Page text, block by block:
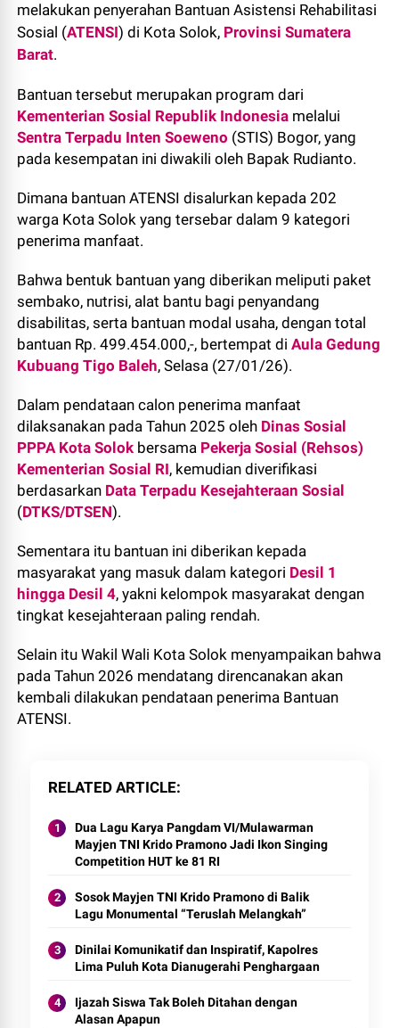
melakukan penyerahan Bantuan Asistensi Rehabilitasi
Sosial (ATENSI) di Kota Solok, Provinsi Sumatera
Barat.
Bantuan tersebut merupakan program dari
Kementerian Sosial Republik Indonesia melalui
Sentra Terpadu Inten Soeweno (STIS) Bogor, yang
pada kesempatan ini diwakili oleh Bapak Rudianto.
Dimana bantuan ATENSI disalurkan kepada 202
warga Kota Solok yang tersebar dalam 9 kategori
penerima manfaat.
Bahwa bentuk bantuan yang diberikan meliputi paket
sembako, nutrisi, alat bantu bagi penyandang
disabilitas, serta bantuan modal usaha, dengan total
bantuan Rp. 499.454.000,-, bertempat diAula Gedung
Kubuang Tigo Baleh, Selasa (27/01/26).
Dalam pendataan calon penerima manfaat
dilaksanakan pada Tahun 2025 oleh Dinas Sosial
PPPA Kota Solok bersama Pekerja Sosial (Rehsos)
Kementerian Sosial RI, kemudian diverifikasi
berdasarkan Data Terpadu Kesejahteraan Sosial
(DTKS/DTSEN).
Sementara itu bantuan ini diberikan kepada
masyarakat yang masuk dalam kategori Desil 1
hingga Desil 4, yakni kelompok masyarakat dengan
tingkat kesejahteraan paling rendah.
Selain itu Wakil Wali Kota Solok menyampaikan bahwa
pada Tahun 2026 mendatang direncanakan akan
kembali dilakukan pendataan penerima Bantuan
ATENSI.
RELATED ARTICLE
Dua Lagu Karya Pangdam VI/Mulawarman
Mayjen TNI Krido Pramono Jadi Ikon Singing
Competition HUT ke 81 RI
Sosok Mayjen TNI Krido Pramono di Balik
Lagu Monumental “Teruslah Melangkah”
Dinilai Komunikatif dan Inspiratif, Kapolres
Lima Puluh Kota Dianugerahi Penghargaan
Ijazah Siswa Tak Boleh Ditahan dengan
Alasan Apapun